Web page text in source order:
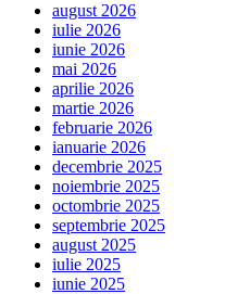
august 2026
iulie 2026
iunie 2026
mai 2026
aprilie 2026
martie 2026
februarie 2026
ianuarie 2026
decembrie 2025
noiembrie 2025
octombrie 2025
septembrie 2025
august 2025
iulie 2025
iunie 2025